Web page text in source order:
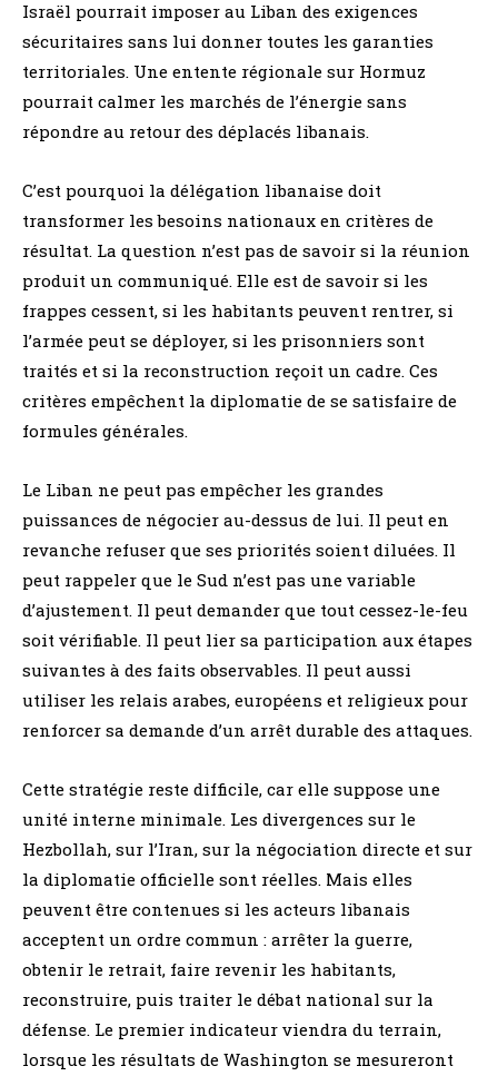
Israël pourrait imposer au Liban des exigences
sécuritaires sans lui donner toutes les garanties
territoriales. Une entente régionale sur Hormuz
pourrait calmer les marchés de l’énergie sans
répondre au retour des déplacés libanais.
C’est pourquoi la délégation libanaise doit
transformer les besoins nationaux en critères de
résultat. La question n’est pas de savoir si la réunion
produit un communiqué. Elle est de savoir si les
frappes cessent, si les habitants peuvent rentrer, si
l’armée peut se déployer, si les prisonniers sont
traités et si la reconstruction reçoit un cadre. Ces
critères empêchent la diplomatie de se satisfaire de
formules générales.
Le Liban ne peut pas empêcher les grandes
puissances de négocier au-dessus de lui. Il peut en
revanche refuser que ses priorités soient diluées. Il
peut rappeler que le Sud n’est pas une variable
d’ajustement. Il peut demander que tout cessez-le-feu
soit vérifiable. Il peut lier sa participation aux étapes
suivantes à des faits observables. Il peut aussi
utiliser les relais arabes, européens et religieux pour
renforcer sa demande d’un arrêt durable des attaques.
Cette stratégie reste difficile, car elle suppose une
unité interne minimale. Les divergences sur le
Hezbollah, sur l’Iran, sur la négociation directe et sur
la diplomatie officielle sont réelles. Mais elles
peuvent être contenues si les acteurs libanais
acceptent un ordre commun : arrêter la guerre,
obtenir le retrait, faire revenir les habitants,
reconstruire, puis traiter le débat national sur la
défense. Le premier indicateur viendra du terrain,
lorsque les résultats de Washington se mesureront